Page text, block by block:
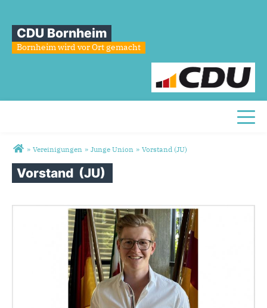
CDU Bornheim
Bornheim wird vor Ort gemacht
Sie sind hier
» Vereinigungen » Junge Union » Vorstand (JU)
Vorstand (JU)